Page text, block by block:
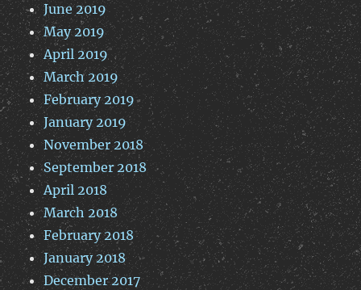
June 2019
May 2019
April 2019
March 2019
February 2019
January 2019
November 2018
September 2018
April 2018
March 2018
February 2018
January 2018
December 2017